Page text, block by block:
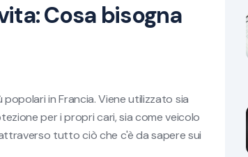
Cosa bisogna
in Francia. Viene utilizzato sia
per i propri cari, sia come veicolo
tutto ciò che c'è da sapere sui